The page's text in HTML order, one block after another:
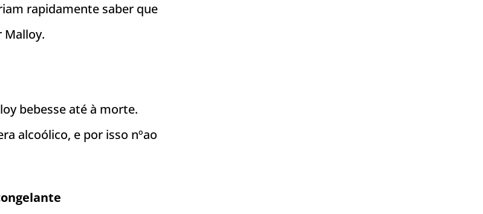
rapidamente saber que
Malloy.
bebesse até à morte.
alcoólico, e por isso nºao